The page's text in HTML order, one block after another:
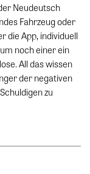
Neudeutsch
Fahrzeug oder
die App, individuell
noch einer ein
All das wissen
der negativen
zu